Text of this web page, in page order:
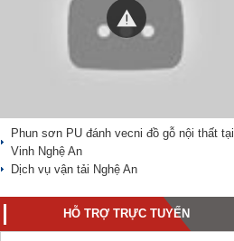
Phun sơn PU đánh vecni đồ gỗ nội thất tại
Vinh Nghệ An
Dịch vụ vận tải Nghệ An
HỖ TRỢ TRỰC TUYẾN